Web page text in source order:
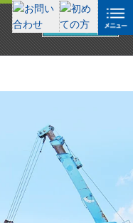
アプリを見る